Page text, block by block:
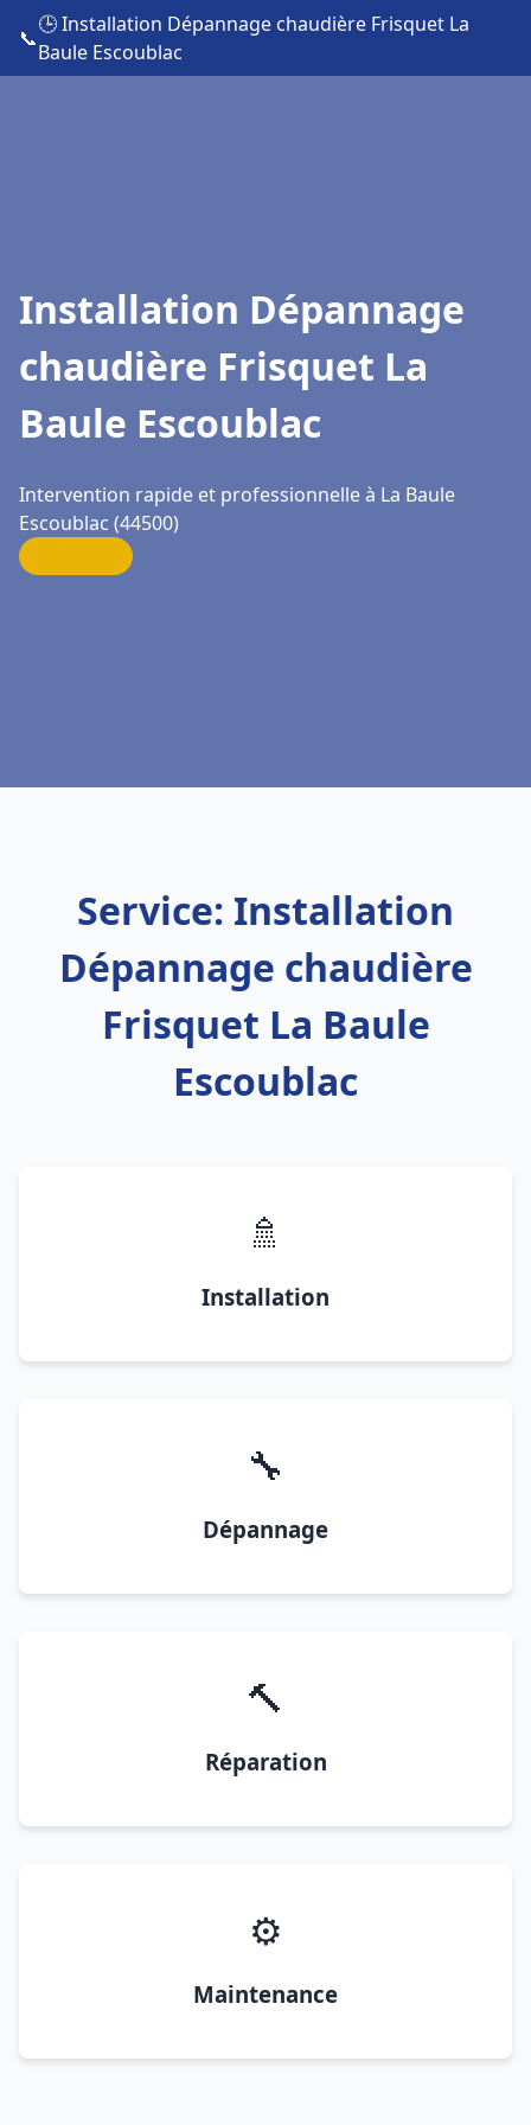
📞
🕒 Installation Dépannage chaudière Frisquet La
Baule Escoublac
Installation Dépannage
chaudière Frisquet La
Baule Escoublac
Intervention rapide et professionnelle à La Baule
Escoublac (44500)
Service: Installation
Dépannage chaudière
Frisquet La Baule
Escoublac
🚿
Installation
🔧
Dépannage
🔨
Réparation
⚙️
Maintenance